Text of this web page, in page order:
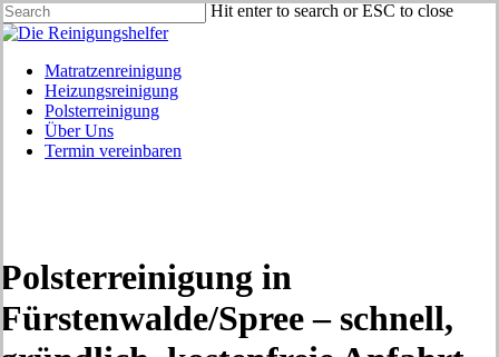
Skip
to
content
Hit enter to search or ESC to close
Close
Menu
Matratzenreinigung
Heizungsreinigung
Polsterreinigung
Über Uns
Termin vereinbaren
Polsterreinigung in
Fürstenwalde/Spree – schnell,